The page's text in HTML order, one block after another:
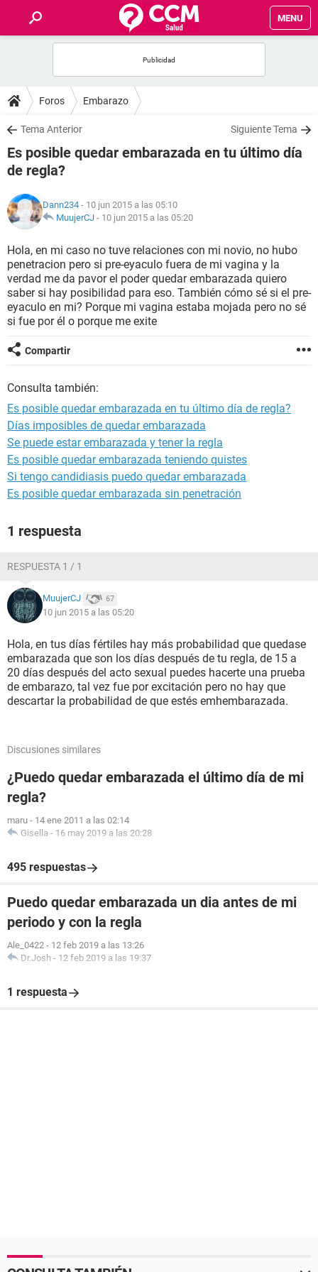
MENU
FOROS
SALUD
FAMILIA
NUTRICIÓN
SEXUALIDAD
GLOSARIO
Foros Embarazo
Tema Anterior Siguiente Tema
Es posible quedar embarazada en tu último día
de regla?
Dann234 - 10 jun 2015 a las 05:10
MuujerCJ - 10 jun 2015 a las 05:20
Hola, en mi caso no tuve relaciones con mi novio, no hubo
penetracion pero si pre-eyaculo fuera de mi vagina y la
verdad me da pavor el poder quedar embarazada quiero
saber si hay posibilidad para eso. También cómo sé si el pre-
eyaculo en mi? Porque mi vagina estaba mojada pero no sé
si fue por él o porque me exite
Compartir
Consulta también:
Es posible quedar embarazada en tu último día de regla?
Días imposibles de quedar embarazada
Se puede estar embarazada y tener la regla
Es posible quedar embarazada teniendo quistes
Si tengo candidiasis puedo quedar embarazada
Es posible quedar embarazada sin penetración
1 respuesta
RESPUESTA 1 / 1
MuujerCJ 67
10 jun 2015 a las 05:20
Hola, en tus días fértiles hay más probabilidad que quedase
embarazada que son los días después de tu regla, de 15 a
20 días después del acto sexual puedes hacerte una prueba
de embarazo, tal vez fue por excitación pero no hay que
descartar la probabilidad de que estés emhembarazada.
Discusiones similares
¿Puedo quedar embarazada el último día de mi
regla?
maru - 14 ene 2011 a las 02:14
Gisella - 16 may 2019 a las 20:28
495 respuestas
Puedo quedar embarazada un dia antes de mi
periodo y con la regla
Ale_0422 - 12 feb 2019 a las 13:26
Dr.Josh - 12 feb 2019 a las 19:37
1 respuesta